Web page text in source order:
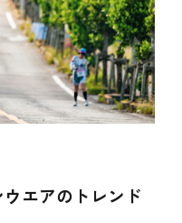
エアのトレンド